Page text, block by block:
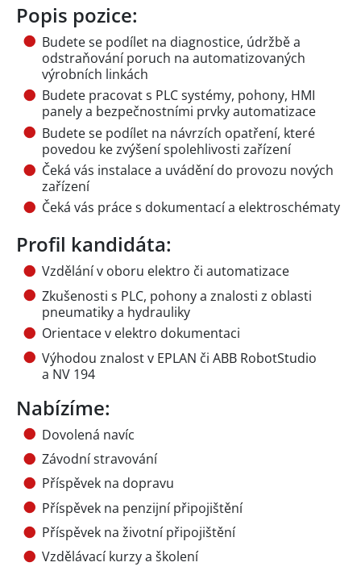
Popis pozice:
Budete se podílet na diagnostice, údržbě a
odstraňování poruch na automatizovaných
výrobních linkách
Budete pracovat s PLC systémy, pohony, HMI
panely a bezpečnostními prvky automatizace
Budete se podílet na návrzích opatření, které
povedou ke zvýšení spolehlivosti zařízení
Čeká vás instalace a uvádění do provozu nových
zařízení
Čeká vás práce s dokumentací a elektroschématy
Profil kandidáta:
Vzdělání v oboru elektro či automatizace
Zkušenosti s PLC, pohony a znalosti z oblasti
pneumatiky a hydrauliky
Orientace v elektro dokumentaci
Výhodou znalost v EPLAN či ABB RobotStudio
a NV 194
Nabízíme:
Dovolená navíc
Závodní stravování
Příspěvek na dopravu
Příspěvek na penzijní připojištění
Příspěvek na životní připojištění
Vzdělávací kurzy a školení